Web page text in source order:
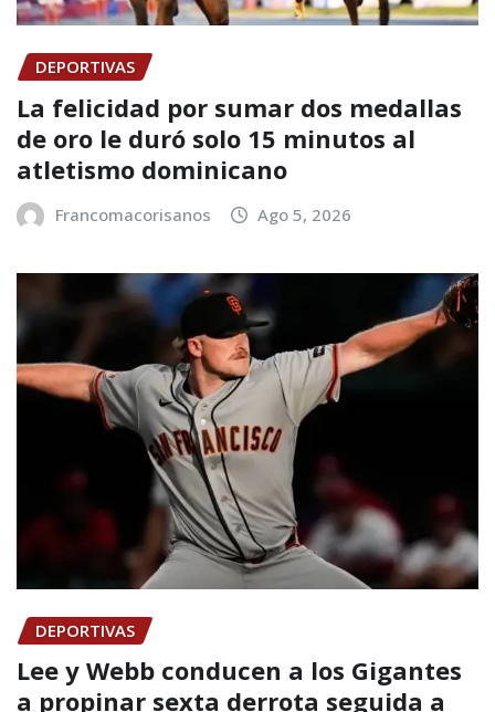
DEPORTIVAS
La felicidad por sumar dos medallas
de oro le duró solo 15 minutos al
atletismo dominicano
Francomacorisanos Ago 5, 2026
DEPORTIVAS
Lee y Webb conducen a los Gigantes
a propinar sexta derrota seguida a